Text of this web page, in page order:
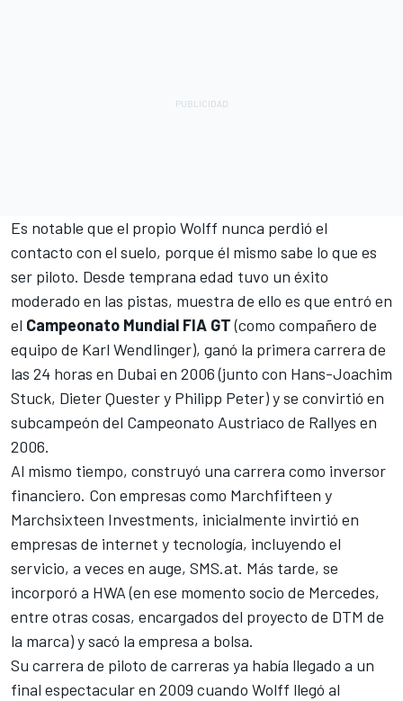
Es notable que el propio Wolff nunca perdió el
contacto con el suelo, porque él mismo sabe lo que es
ser piloto. Desde temprana edad tuvo un éxito
moderado en las pistas, muestra de ello es que entró en
el Campeonato Mundial FIA GT(como compañero de
equipo de Karl Wendlinger), ganó la primera carrera de
las 24 horas en Dubai en 2006 (junto con Hans-Joachim
Stuck, Dieter Quester y Philipp Peter) y se convirtió en
subcampeón del Campeonato Austriaco de Rallyes en
2006.
Al mismo tiempo, construyó una carrera como inversor
financiero. Con empresas como Marchfifteen y
Marchsixteen Investments, inicialmente invirtió en
empresas de internet y tecnología, incluyendo el
servicio, a veces en auge, SMS.at. Más tarde, se
incorporó a HWA (en ese momento socio de Mercedes,
entre otras cosas, encargados del proyecto de DTM de
la marca) y sacó la empresa a bolsa.
Su carrera de piloto de carreras ya había llegado a un
final espectacular en 2009 cuando Wolff llegó al